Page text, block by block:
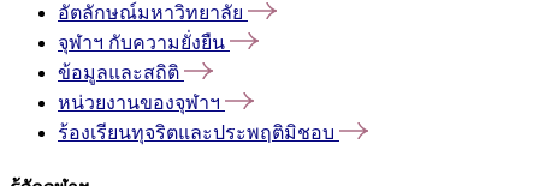
อัตลักษณ์มหาวิทยาลัย
จุฬาฯ กับความยั่งยืน
ข้อมูลและสถิติ
หน่วยงานของจุฬาฯ
ร้องเรียนทุจริตและประพฤติมิชอบ